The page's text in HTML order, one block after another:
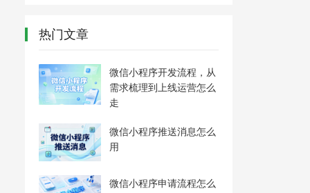
热门文章
微信小程序开发流程，从
需求梳理到上线运营怎么
走
微信小程序推送消息怎么
用
微信小程序申请流程怎么